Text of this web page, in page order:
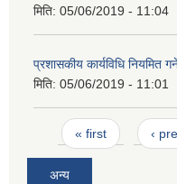
मिति: 05/06/2019 - 11:04
प्रशासकीय कार्यविधि नियमित
मिति: 05/06/2019 - 11:01
Pages
« first ‹
अन्य